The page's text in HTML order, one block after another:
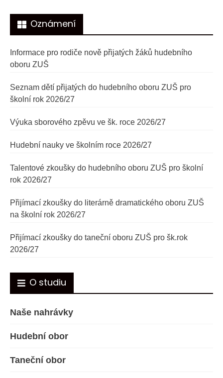
Oznámení
Informace pro rodiče nově přijatých žáků hudebního
oboru ZUŠ
Seznam dětí přijatých do hudebního oboru ZUŠ pro
školní rok 2026/27
Výuka sborového zpěvu ve šk. roce 2026/27
Hudební nauky ve školním roce 2026/27
Talentové zkoušky do hudebního oboru ZUŠ pro školní
rok 2026/27
Přijímací zkoušky do literárně dramatického oboru ZUŠ
na školní rok 2026/27
Přijímací zkoušky do taneční oboru ZUŠ pro šk.rok
2026/27
O studiu
Naše nahrávky
Hudební obor
Taneční obor